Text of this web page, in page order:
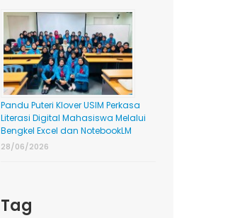
Pandu Puteri Klover USIM Perkasa
Literasi Digital Mahasiswa Melalui
Bengkel Excel dan NotebookLM
28/06/2026
Tag